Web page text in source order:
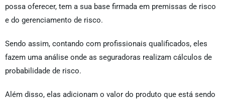
possa oferecer, tem a sua base firmada em premissas de risco
e do gerenciamento de risco.
Sendo assim, contando com profissionais qualificados, eles
fazem uma análise onde as seguradoras realizam cálculos de
probabilidade de risco.
Além disso, elas adicionam o valor do produto que está sendo